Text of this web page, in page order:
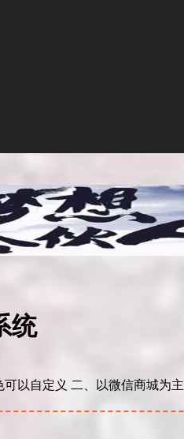
统
以自定义 二、以微信商城为